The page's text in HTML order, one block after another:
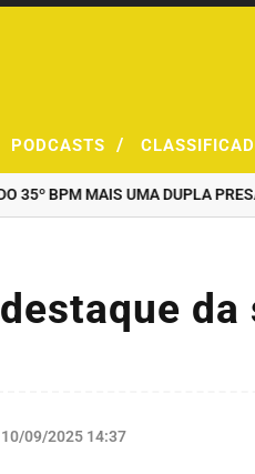
PODCASTS /
MAIS UMA DUPLA PRESA
da
10/09/2025 14:37